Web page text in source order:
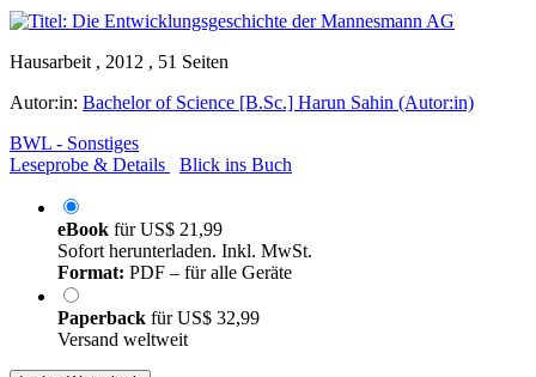
Hausarbeit , 2012 , 51 Seiten
Autor:in: Bachelor of Science [B.Sc.] Harun Sahin (Autor:in)
BWL - Sonstiges
Leseprobe & Details
Blick ins Buch
eBook fürUS$ 21,99
Sofort herunterladen. Inkl. MwSt.
Format: PDF – für alle Geräte
Paperback fürUS$ 32,99
Versand weltweit